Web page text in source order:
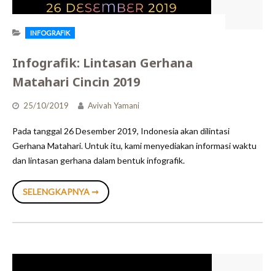
INFOGRAFIK
Infografik: Lintasan Gerhana
Matahari Cincin 2019
25/10/2019 Avivah Yamani
Pada tanggal 26 Desember 2019, Indonesia akan dilintasi
Gerhana Matahari. Untuk itu, kami menyediakan informasi waktu
dan lintasan gerhana dalam bentuk infografik.
SELENGKAPNYA ➞INFOGRAFIK:
LINTASAN
CINCIN